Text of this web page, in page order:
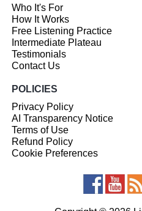
Who It's For
How It Works
Free Listening Practice
Intermediate Plateau
Testimonials
Contact Us
POLICIES
Privacy Policy
AI Transparency Notice
Terms of Use
Refund Policy
Cookie Preferences